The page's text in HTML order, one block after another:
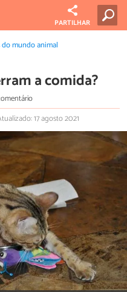
PARTILHAR
mundo animal
a comida?
17 agosto 2021